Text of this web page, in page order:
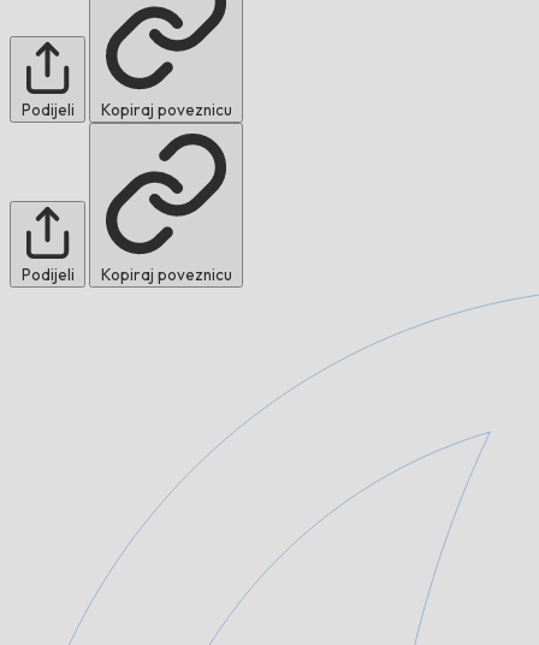
Podijeli Kopiraj poveznicu
Podijeli Kopiraj poveznicu